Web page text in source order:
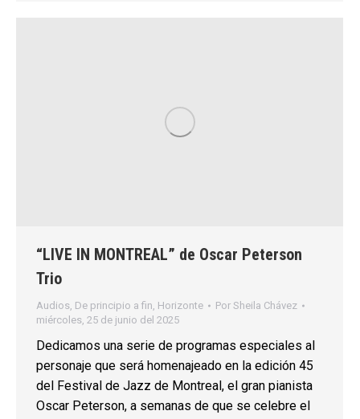
“LIVE IN MONTREAL” de Oscar Peterson
Trio
Audios, De principio a fin, Horizonte Por Sheila Chávez
miércoles, 25 de junio del 2025
Dedicamos una serie de programas especiales al
personaje que será homenajeado en la edición 45
del Festival de Jazz de Montreal, el gran pianista
Oscar Peterson, a semanas de que se celebre el